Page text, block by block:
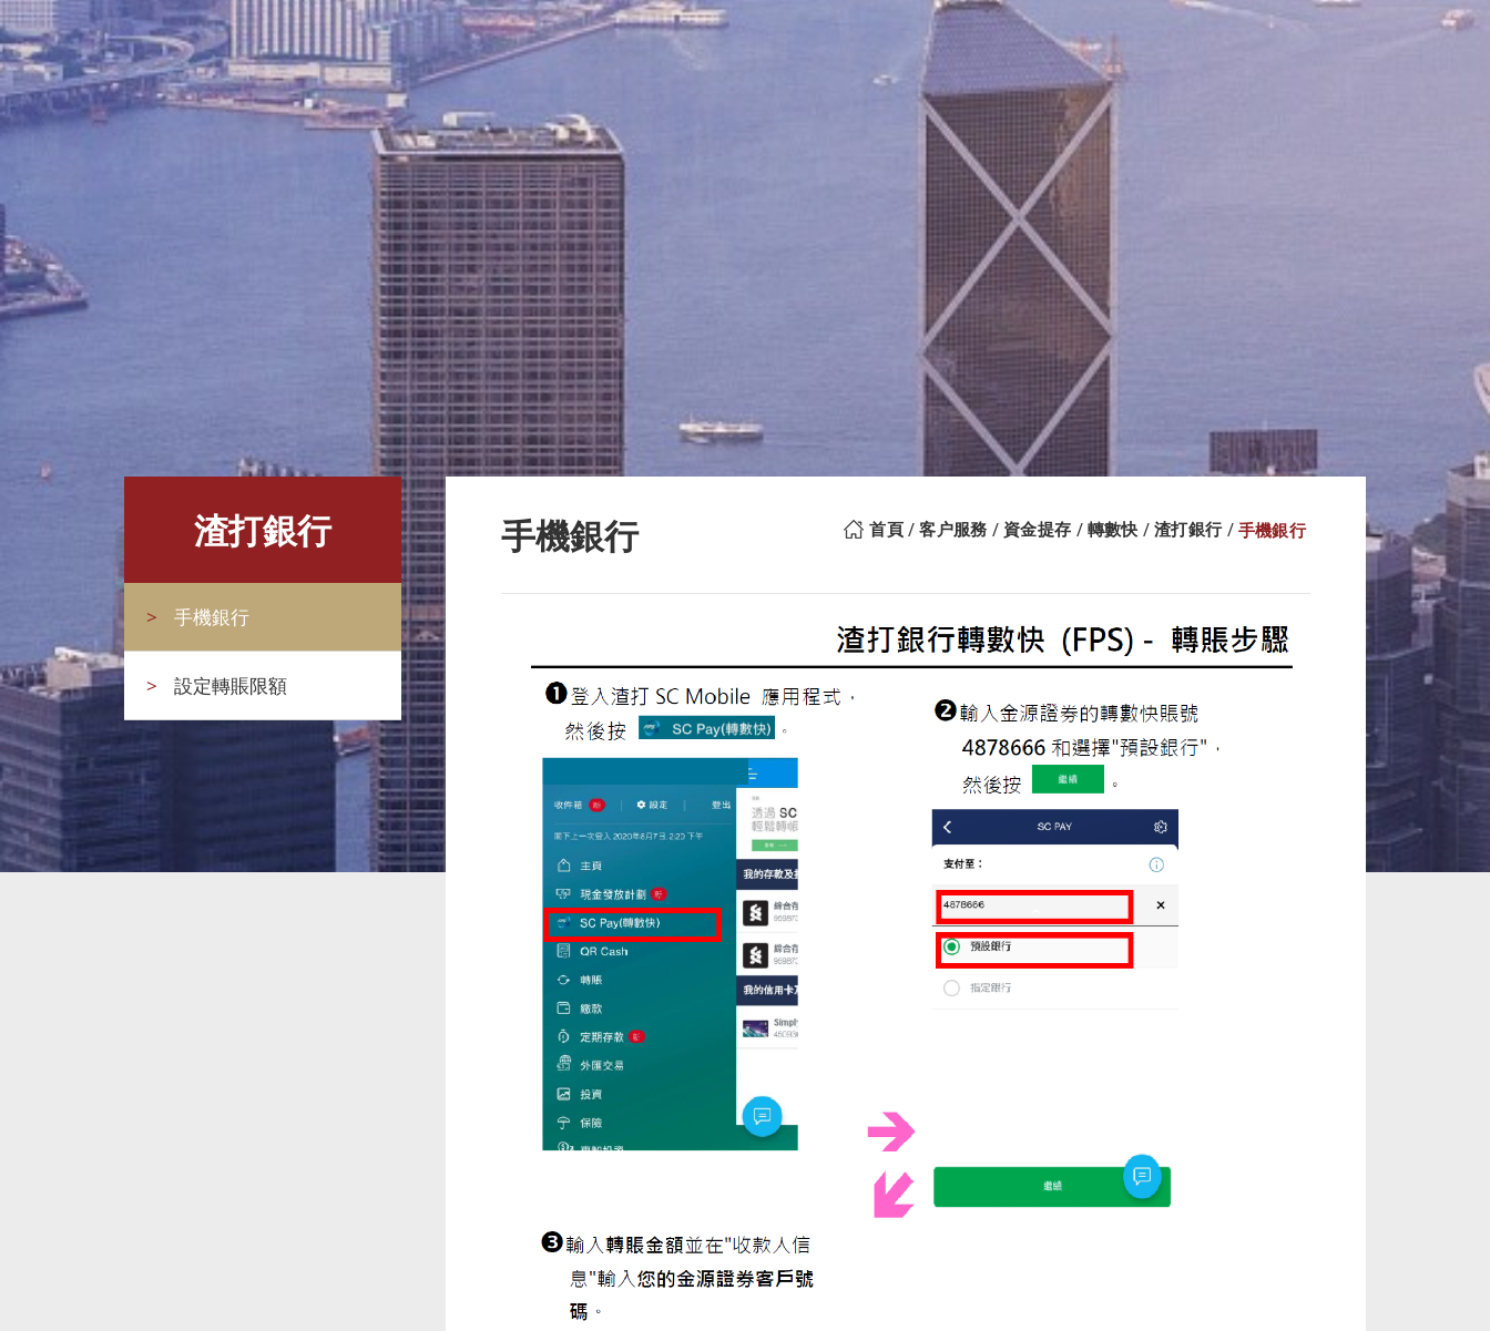
渣打銀行
> 手機銀行
> 設定轉賬限額
手機銀行 首頁 客户服務 資金提存 轉數快 渣打銀行 手機銀行